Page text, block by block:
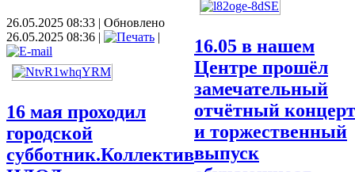
26.05.2025 08:33 | Обновлено
26.05.2025 08:36 | |
16 мая проходил
городской
субботник.Коллектив
16.05 в нашем
Центре прошёл
замечательный
отчётный концерт
и торжественный
выпуск